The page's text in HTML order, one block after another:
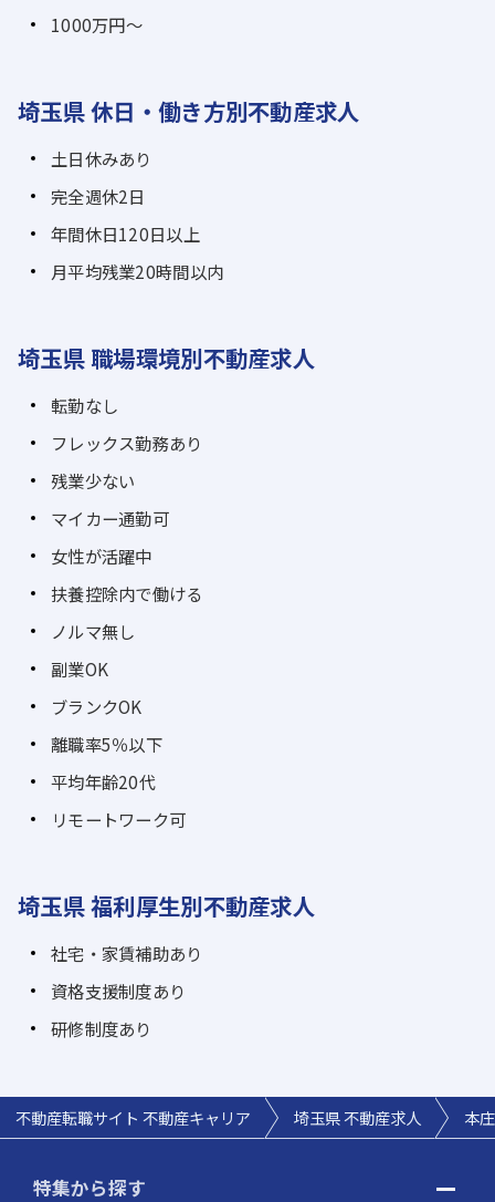
1000万円～
埼玉県 休日・働き方別不動産求人
土日休みあり
完全週休2日
年間休日120日以上
月平均残業20時間以内
埼玉県 職場環境別不動産求人
転勤なし
フレックス勤務あり
残業少ない
マイカー通勤可
女性が活躍中
扶養控除内で働ける
ノルマ無し
副業OK
ブランクOK
離職率5％以下
平均年齢20代
リモートワーク可
埼玉県 福利厚生別不動産求人
社宅・家賃補助あり
資格支援制度あり
研修制度あり
不動産転職サイト 不動産キャリア 埼玉県 不動産求人 本
特集から探す